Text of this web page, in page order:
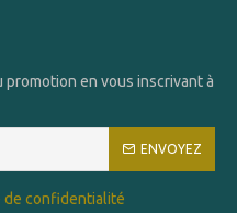
promotion en vous inscrivant à
ENVOYEZ
de confidentialité